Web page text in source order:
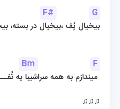
F#
G
بیخیال پُف ،بیخیال در بسته،
Bm
F
♫♫♫